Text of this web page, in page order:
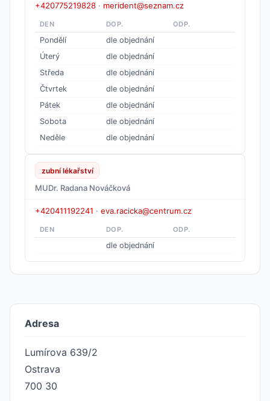
+420775219828 · merident@seznam.cz
DEN DOP. ODP.
Pondělí
dle objednání
Úterý
dle objednání
Středa
dle objednání
Čtvrtek
dle objednání
Pátek
dle objednání
Sobota
dle objednání
Neděle
dle objednání
zubní lékařství
MUDr. Radana Nováčková
+420411192241 · eva.racicka@centrum.cz
DEN DOP. ODP.
dle objednání
Adresa
Lumírova 639/2
Ostrava
700 30